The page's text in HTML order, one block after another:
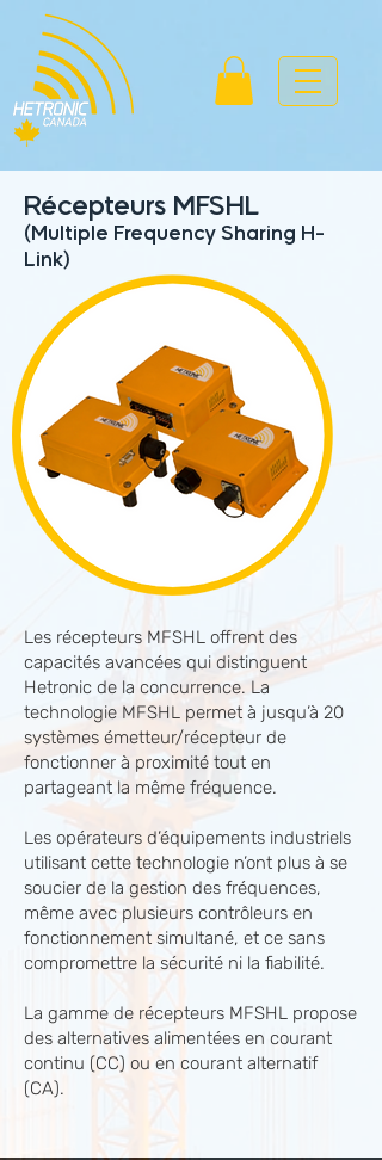
Récepteurs MFSHL
(Multiple Frequency Sharing H-
Link)
Les récepteurs MFSHL offrent des
capacités avancées qui distinguent
Hetronic de la concurrence. La
technologie MFSHL permet à jusqu’à 20
systèmes émetteur/récepteur de
fonctionner à proximité tout en
partageant la même fréquence.
Les opérateurs d’équipements industriels
utilisant cette technologie n’ont plus à se
soucier de la gestion des fréquences,
même avec plusieurs contrôleurs en
fonctionnement simultané, et ce sans
compromettre la sécurité ni la fiabilité.
La gamme de récepteurs MFSHL propose
des alternatives alimentées en courant
continu (CC) ou en courant alternatif
(CA).